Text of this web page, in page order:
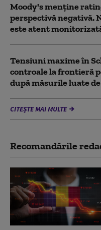
Moody's menține
perspectivă negativă.
este atent
Tensiuni maxime în
controale la frontieră
după măsurile luate
CITEȘTE MAI MULTE
Recomandările